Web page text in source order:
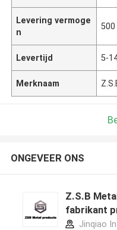
Levering vermoge
n
Levertijd 5-
Merknaam
ONGEVEER ONS
Z.S.B
fabrikant
Jinqiao